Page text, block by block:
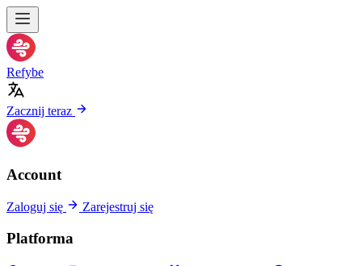
Refybe
Zacznij teraz
Account
Zaloguj się Zarejestruj się
Platforma